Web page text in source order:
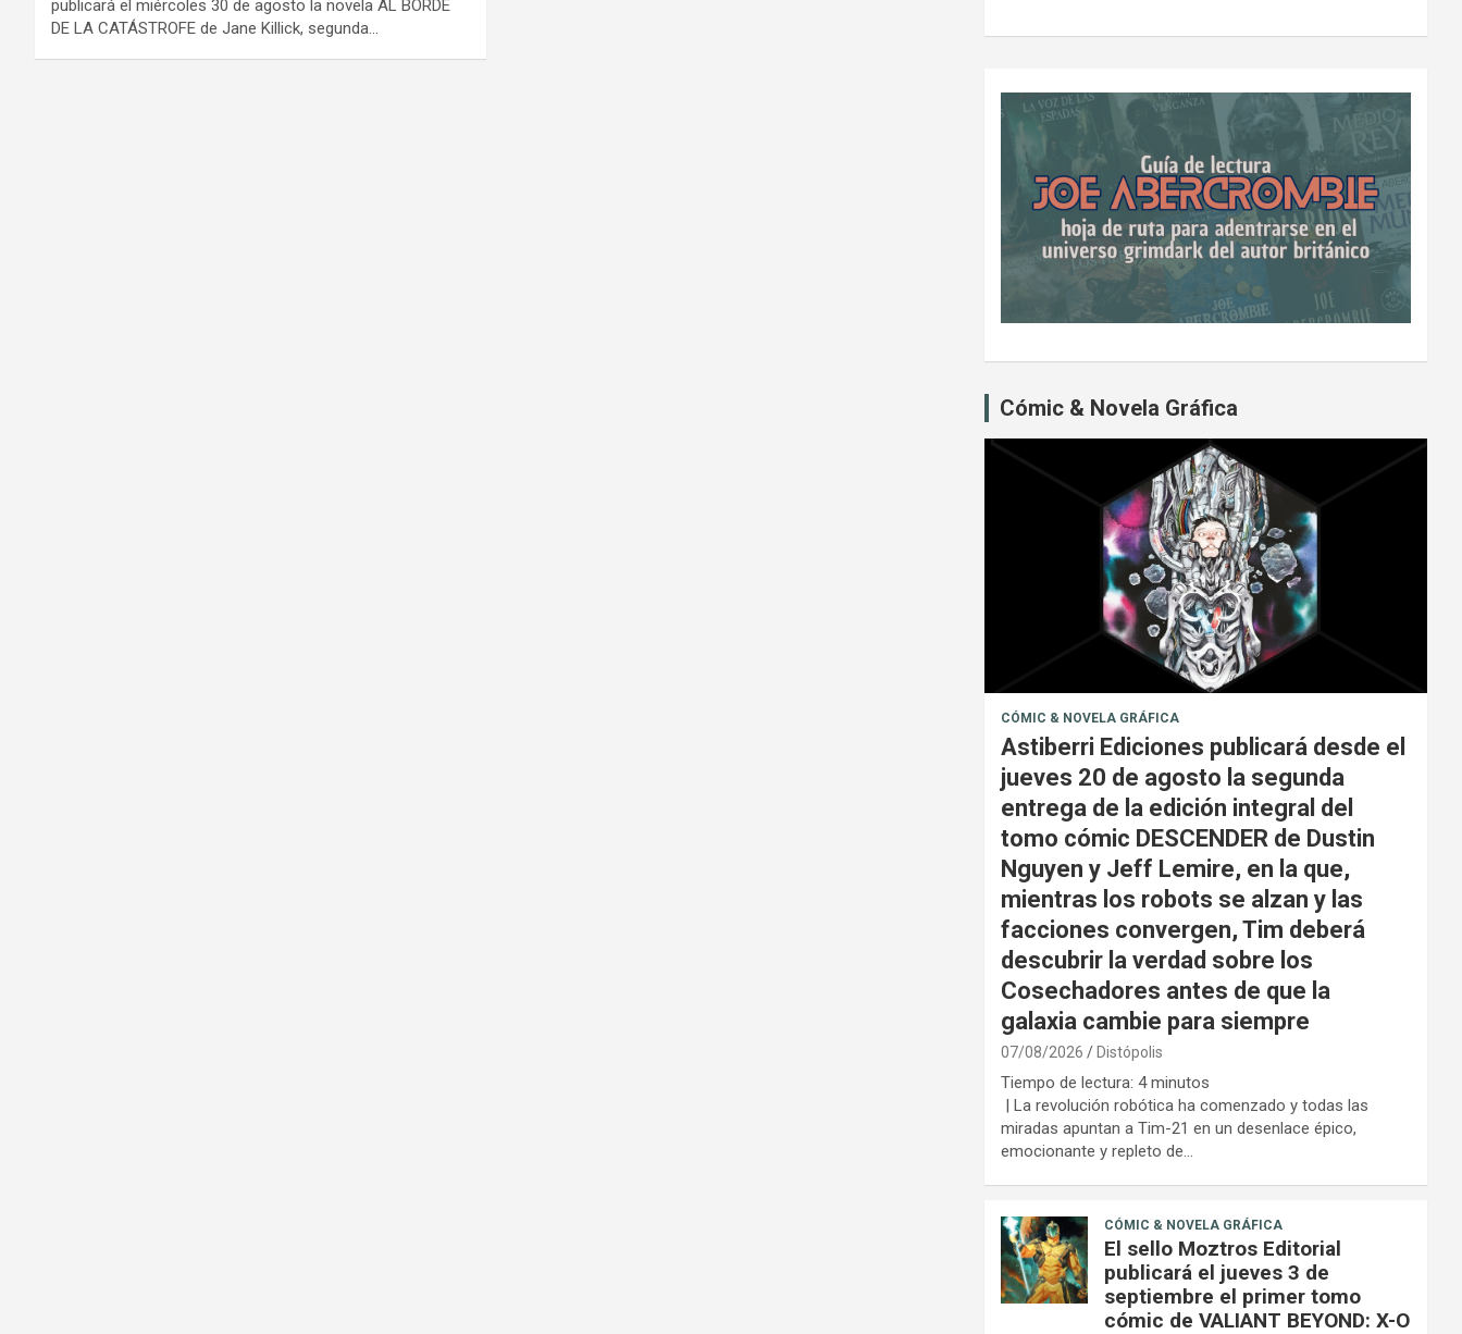
publicará el miércoles 30 de agosto la novela AL BORDE
DE LA CATÁSTROFE de Jane Killick, segunda…
Cómic & Novela Gráfica
CÓMIC & NOVELA GRÁFICA
Astiberri Ediciones publicará desde el
jueves 20 de agosto la segunda
entrega de la edición integral del
tomo cómic DESCENDER de Dustin
Nguyen y Jeff Lemire, en la que,
mientras los robots se alzan y las
facciones convergen, Tim deberá
descubrir la verdad sobre los
Cosechadores antes de que la
galaxia cambie para siempre
07/08/2026 Distópolis
Tiempo de lectura: 4 minutos
| La revolución robótica ha comenzado y todas las
miradas apuntan a Tim-21 en un desenlace épico,
emocionante y repleto de…
CÓMIC & NOVELA GRÁFICA
El sello Moztros Editorial
publicará el jueves 3 de
septiembre el primer tomo
cómic de VALIANT BEYOND: X-O